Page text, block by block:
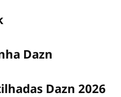
Dazn
Dazn 2026